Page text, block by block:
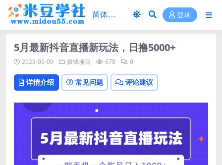
登录
5月最新抖音直播新玩法，日撸5000+
2023-05-09 赚钱项目 678 0
详情介绍 常见问题 评论建议